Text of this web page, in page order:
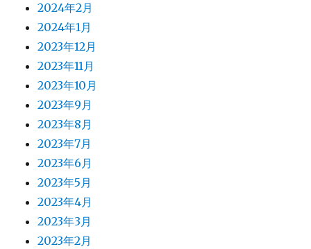
2024年2月
2024年1月
2023年12月
2023年11月
2023年10月
2023年9月
2023年8月
2023年7月
2023年6月
2023年5月
2023年4月
2023年3月
2023年2月